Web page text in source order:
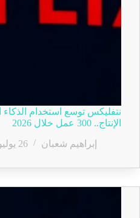
نتفليكس توسع استخدام
الإنتاج.. 300 عمل خلال 2026
إبراهيم شعبان
26 يوليو, 2026